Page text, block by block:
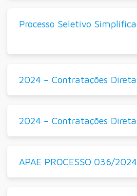
Processo Seletivo
2024 – Contratações
2024 – Contratações
APAE PROCESSO 036/2024